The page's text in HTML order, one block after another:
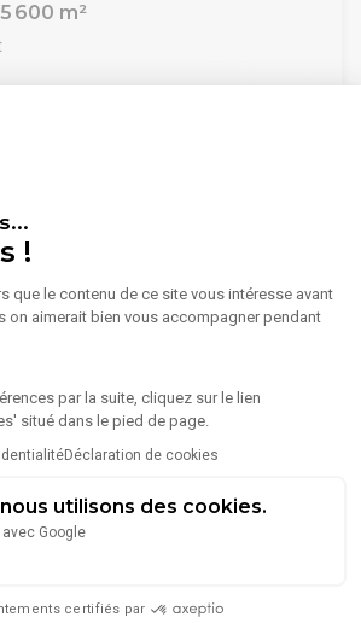
!
que le contenu de ce site vous intéresse avant
on aimerait bien vous accompagner pendant
par la suite, cliquez sur le lien
situé dans le pied de page.
Déclaration de cookies
utilisons des cookies.
Google
certifiés par
600 m²
industrielle a 100 metre de la N104 , un
de 5600 m² actuellement goudronné et
deux accès semi remorque. Idéal pour
IMMO - 01 48 93 81 23 - Plus
(réf. 940047843)
- Vente Terrain
(1)